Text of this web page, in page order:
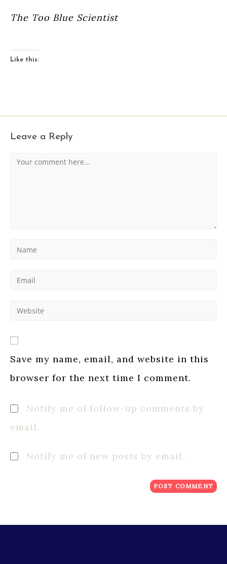
The Too Blue Scientist
Like this:
Leave a Reply
Comment
your
comment
your
address
your
URL
(optional)
Save my name, email, and website in this
browser for the next time I comment.
Notify me of follow-up comments by
email.
Notify me of new posts by email.